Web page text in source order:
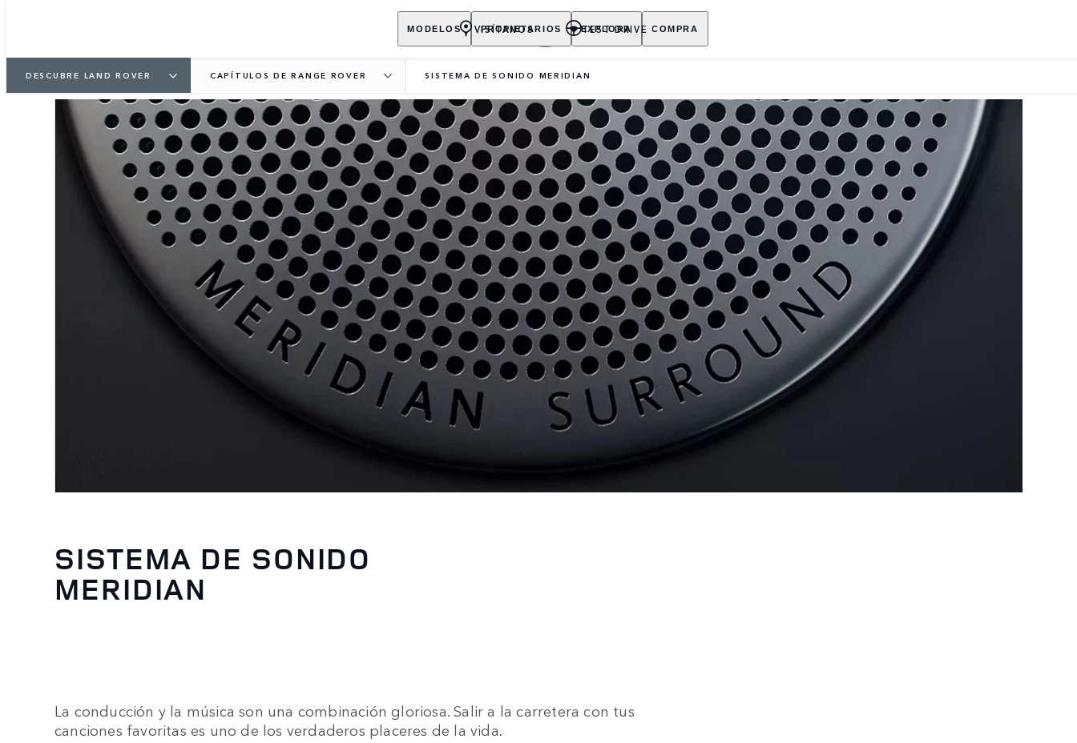
MODELOS PROPIETARIOS EXPLORA COMPRA
VISÍTANOS TEST DRIVE
DESCUBRE LAND ROVER CAPÍTULOS DE RANGE ROVER SISTEMA DE SONIDO MERIDIAN
SISTEMA DE SONIDO
MERIDIAN
La conducción y la música son una combinación gloriosa. Salir a la carretera con tus
canciones favoritas es uno de los verdaderos placeres de la vida.